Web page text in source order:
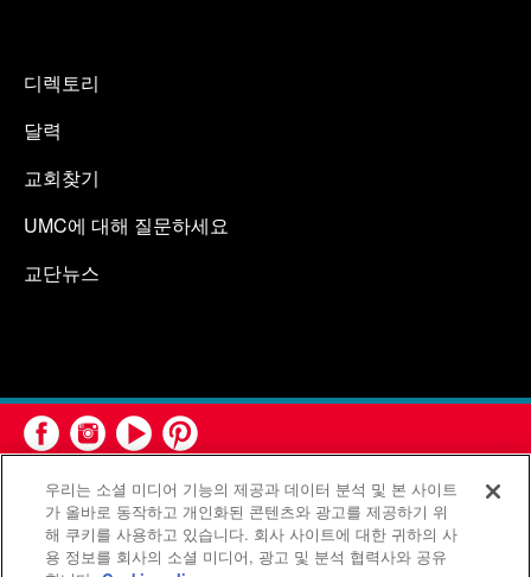
디렉토리
달력
교회찾기
UMC에 대해 질문하세요
교단뉴스
연합감리교회 공보부(United Methodist Communications)는 연
우리는 소셜 미디어 기능의 제공과 데이터 분석 및 본 사이트
가 올바로 동작하고 개인화된 콘텐츠와 광고를 제공하기 위
해 쿠키를 사용하고 있습니다. 회사 사이트에 대한 귀하의 사
용 정보를 회사의 소셜 미디어, 광고 및 분석 협력사와 공유